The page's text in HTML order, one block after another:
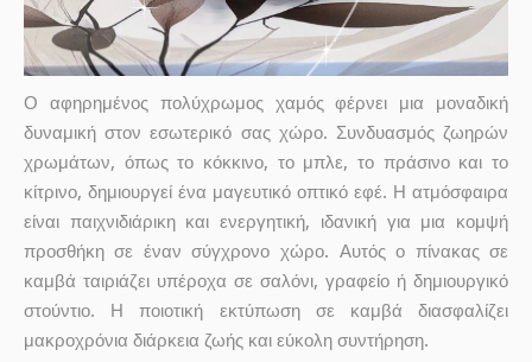
Ο αφηρημένος πολύχρωμος χαμός φέρνει μια μοναδική
δυναμική στον εσωτερικό σας χώρο. Συνδυασμός ζωηρών
χρωμάτων, όπως το κόκκινο, το μπλε, το πράσινο και το
κίτρινο, δημιουργεί ένα μαγευτικό οπτικό εφέ. Η ατμόσφαιρα
είναι παιχνιδιάρικη και ενεργητική, ιδανική για μια κομψή
προσθήκη σε έναν σύγχρονο χώρο. Αυτός ο πίνακας σε
καμβά ταιριάζει υπέροχα σε σαλόνι, γραφείο ή δημιουργικό
στούντιο. Η ποιοτική εκτύπωση σε καμβά διασφαλίζει
μακροχρόνια διάρκεια ζωής και εύκολη συντήρηση.